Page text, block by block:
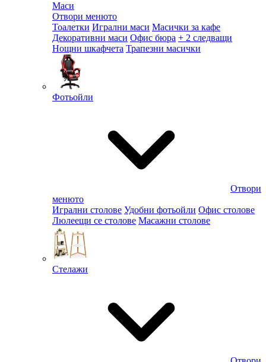
Маси
Отвори менюто
Тоалетки Игрални маси Масички за кафе
Декоративни маси Офис бюра + 2 следващи
Нощни шкафчета Трапезни масички
Фотьойли
Отвори
менюто
Игрални столове Удобни фотьойли Офис столове
Люлеещи се столове Масажни столове
Стелажи